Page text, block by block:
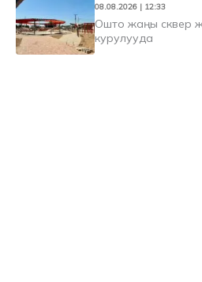
08.08.2026 | 12:33
Ошто жаңы сквер
курулууда